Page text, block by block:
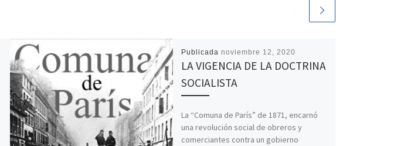
Publicada noviembre 12, 2020
LA VIGENCIA DE LA DOCTRINA
SOCIALISTA
La “Comuna de París” de 1871, encarnó
una revolución social de obreros y
comerciantes contra un gobierno